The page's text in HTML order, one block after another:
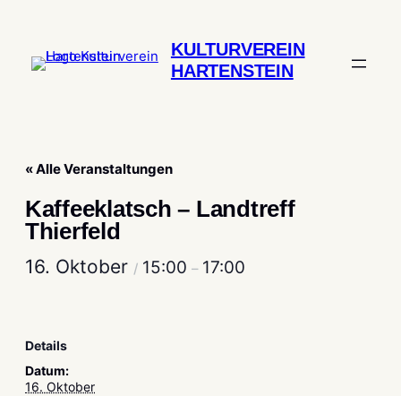
KULTURVEREIN
HARTENSTEIN
« Alle Veranstaltungen
Kaffeeklatsch – Landtreff
Thierfeld
16. Oktober / 15:00 – 17:00
Details
Datum:
16. Oktober